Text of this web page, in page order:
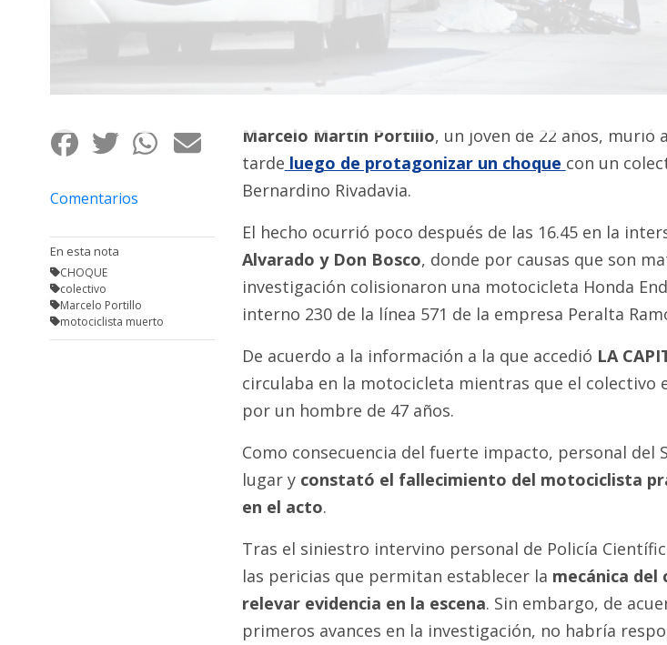
Fúnebres
Comentarios
En esta nota
CHOQUE
colectivo
Marcelo Portillo
motociclista muerto
Marcelo Martín Portillo, un joven de 22 años, murió
tarde luego de protagonizar un choque con un
Bernardino Rivadavia.
El hecho ocurrió poco después de las 16.45 en la
Alvarado y Don Bosco, donde por causas que son
investigación colisionaron una motocicleta Honda
interno 230 de la línea 571 de la empresa Peralta
De acuerdo a la información a la que accedió LA
circulaba en la motocicleta mientras que el colectivo
por un hombre de 47 años.
Como consecuencia del fuerte impacto, personal del
lugar y constató el fallecimiento del motociclista
en el acto.
Tras el siniestro intervino personal de Policía
las pericias que permitan establecer la mecánica del
relevar evidencia en la escena. Sin embargo, de
primeros avances en la investigación, no habría